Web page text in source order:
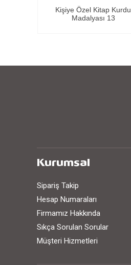
Kişiye Özel Kitap Kurdu
Madalyası 13
Kurumsal
Sipariş Takip
Hesap Numaraları
Firmamız Hakkında
Sıkça Sorulan Sorular
Müşteri Hizmetleri